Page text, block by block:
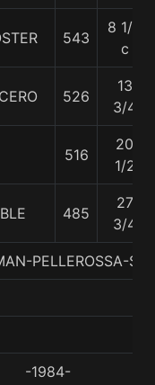
543
8 1/2
c
526
13
3/4
516
20
1/2
485
27
3/4
PELLEROSSA-
-1984-